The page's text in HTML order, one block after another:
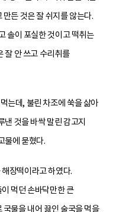
든 것은 잘 쉬지를 않는다.
솔이 포실한 것이고 떡취는
잘 안 쓰고 수리취를
는데, 불린 차조에 쑥을 삶아
낸 것을 바싹 말린 감고지
물에 묻혔다.
장떡이라고 하였다.
먹던 손바닥만한 큰
물을 내어 끓인 술국을 먹을